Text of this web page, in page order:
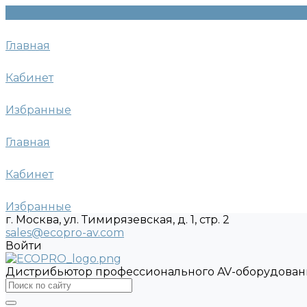
Главная
Кабинет
Избранные
Главная
Кабинет
Избранные
г. Москва, ул. Тимирязевская, д. 1, стр. 2
sales@ecopro-av.com
Войти
Дистрибьютор профессионального AV-